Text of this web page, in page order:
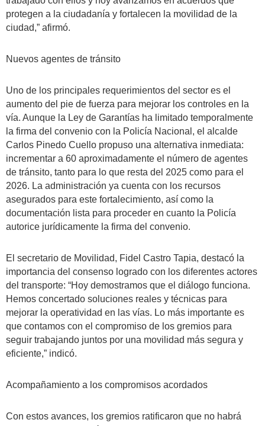
protegen a la ciudadanía y fortalecen la movilidad de la
ciudad,” afirmó.
Nuevos agentes de tránsito
Uno de los principales requerimientos del sector es el
aumento del pie de fuerza para mejorar los controles en la
vía. Aunque la Ley de Garantías ha limitado temporalmente
la firma del convenio con la Policía Nacional, el alcalde
Carlos Pinedo Cuello propuso una alternativa inmediata:
incrementar a 60 aproximadamente el número de agentes
de tránsito, tanto para lo que resta del 2025 como para el
2026. La administración ya cuenta con los recursos
asegurados para este fortalecimiento, así como la
documentación lista para proceder en cuanto la Policía
autorice jurídicamente la firma del convenio.
El secretario de Movilidad, Fidel Castro Tapia, destacó la
importancia del consenso logrado con los diferentes actores
del transporte: “Hoy demostramos que el diálogo funciona.
Hemos concertado soluciones reales y técnicas para
mejorar la operatividad en las vías. Lo más importante es
que contamos con el compromiso de los gremios para
seguir trabajando juntos por una movilidad más segura y
eficiente,” indicó.
Acompañamiento a los compromisos acordados
Con estos avances, los gremios ratificaron que no habrá